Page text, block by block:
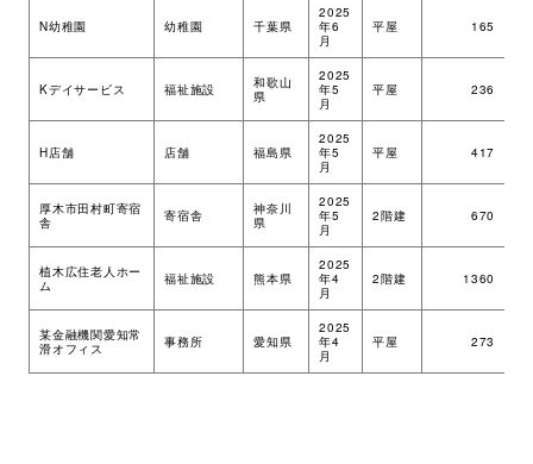
N幼稚園 幼稚園 千葉県
2025
年6
月
平屋 165
Kデイサービス 福祉施設
和歌山
県
2025
年5
月
平屋 236
H店舗 店舗 福島県
2025
年5
月
平屋 417
厚木市田村町寄宿
舎
寄宿舎
神奈川
県
2025
年5
月
2階建 670
植木広住老人ホー
ム
福祉施設 熊本県
2025
年4
月
2階建 1360
某金融機関愛知常
滑オフィス
事務所 愛知県
2025
年4
月
平屋 273